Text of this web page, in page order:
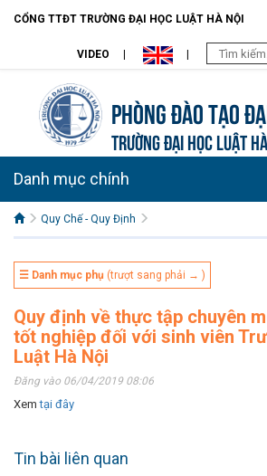
CỔNG TTĐT TRƯỜNG ĐẠI HỌC LUẬT HÀ NỘI
VIDEO
Phòng Đào Tạo
TRƯỜNG ĐẠI HỌC LUẬT
Danh mục chính
Quy Chế - Quy Định
☰ Danh mục phụ (trượt sang phải → )
Quy định về thực tập chuyên
tốt nghiệp đối với sinh viên
Luật Hà Nội
Đăng vào 06/04/2019 08:06
Xemtại đây
Tin bài liên quan